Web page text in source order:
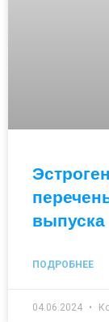
выпуска
ПОДРОБНЕЕ
04.06.2024